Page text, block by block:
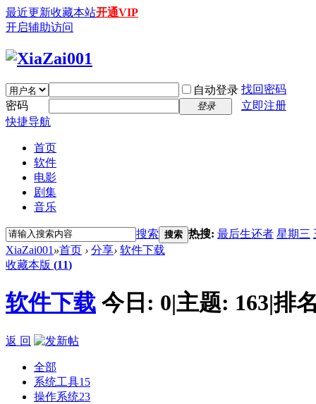
最近更新收藏本站开通VIP
开启辅助访问
自动登录 找回密码
密码
登录
立即注册
快捷导航
首页
软件
电影
剧集
音乐
搜索 搜索 热搜: 最后生还者 星期三
XiaZai001 »首页 › 分享› 软件下载
收藏本版 (11)
软件下载 今日: 0|主题: 163|排
返 回
全部
系统工具15
操作系统23